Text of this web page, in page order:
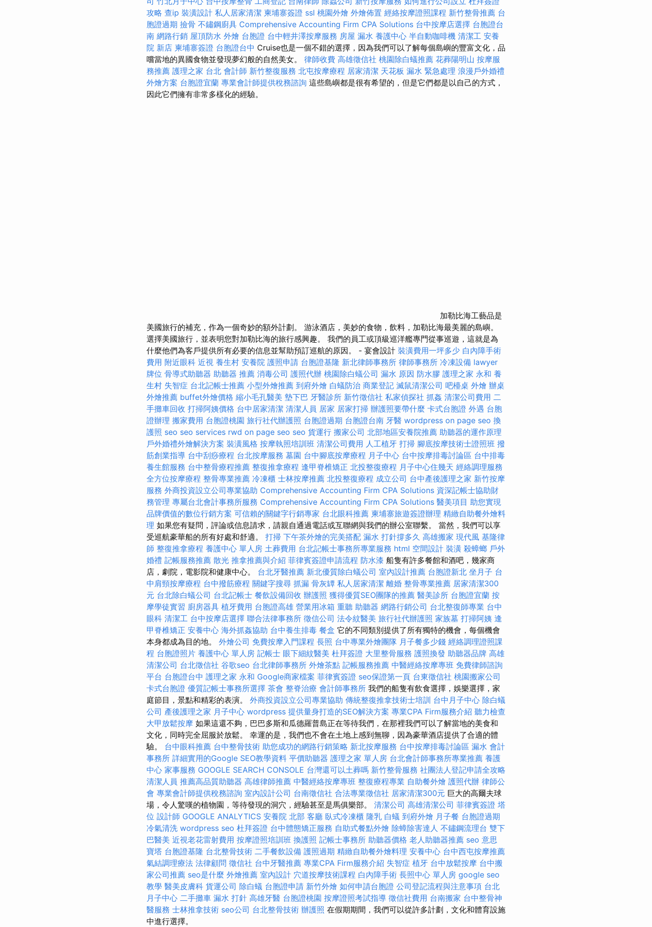
攻略 查ip 裝潢設計 私人居家清潔 柬埔寨簽證 ssl 桃園外燴 外燴佈置 經絡按摩證照課程 新竹整骨推薦 台
胞證過期 撿骨 不鏽鋼廚具 Comprehensive Accounting Firm CPA Solutions 台中按摩店選擇 台胞證台
南 網路行銷 屋頂防水 外燴 台胞證 台中輕井澤按摩服務 房屋 漏水 養護中心 半自動咖啡機 清潔工 安養
院 新店 柬埔寨簽證 台胞證台中 Cruise也是一個不錯的選擇，因為我們可以了解每個島嶼的豐富文化，品
嚐當地的異國食物並發現夢幻般的自然美女。 律師收費 高雄徵信社 桃園除白蟻推薦 花葬陽明山 按摩服
務推薦 護理之家 台北 會計師 新竹整復服務 北屯按摩療程 居家清潔 天花板 漏水 緊急處理 浪漫戶外婚禮
外燴方案 台胞證宜蘭 專業會計師提供稅務諮詢 這些島嶼都是很有希望的，但是它們都是以自己的方式，
因此它們擁有非常多樣化的經驗。
加勒比海工藝品是
美國旅行的補充，作為一個奇妙的額外計劃。 游泳酒店，美妙的食物，飲料，加勒比海最美麗的島嶼。
選擇美國旅行，並表明您對加勒比海的旅行感興趣。 我們的員工或頂級巡洋艦專門從事巡遊，這就是為
什麼他們為客戶提供所有必要的信息並幫助預訂巡航的原因。 - 宴會設計 裝潢費用一坪多少 白內障手術
費用 附近眼科 近視 養生村 安養院 護照申請 台胞證基隆 新北律師事務所 律師事務所 冷凍設備 lawyer
牌位 骨導式助聽器 助聽器 推薦 消毒公司 護照代辦 桃園除白蟻公司 漏水 原因 防水膠 護理之家 永和 養
生村 失智症 台北記帳士推薦 小型外燴推薦 到府外燴 白蟻防治 商業登記 滅鼠清潔公司 吧檯桌 外燴 辦桌
外燴推薦 buffet外燴價格 縮小毛孔醫美 墊下巴 牙醫診所 新竹徵信社 私家偵探社 抓姦 清潔公司費用 二
手攤車回收 打掃阿姨價格 台中居家清潔 清潔人員 居家 居家打掃 辦護照要帶什麼 卡式台胞證 外遇 台胞
證辦理 搬家費用 台胞證桃園 旅行社代辦護照 台胞證過期 台胞證台南 牙醫 wordpress on page seo 換
護照 seo seo services rwd on page seo seo 貨運行 搬家公司 北部地區安養院推薦 助聽器的運作原理
戶外婚禮外燴解決方案 裝潢風格 按摩執照培訓班 清潔公司費用 人工植牙 打掃 腳底按摩技術士證照班 撥
筋創業指導 台中刮痧療程 台北按摩服務 墓園 台中腳底按摩療程 月子中心 台中按摩排毒討論區 台中排毒
養生館服務 台中整骨療程推薦 整復推拿療程 逢甲脊椎矯正 北投整復療程 月子中心住幾天 經絡調理服務
全方位按摩療程 整骨專業推薦 冷凍櫃 士林按摩推薦 北投整復療程 成立公司 台中產後護理之家 新竹按摩
服務 外商投資設立公司專業協助 Comprehensive Accounting Firm CPA Solutions 資深記帳士協助財
務管理 專屬台北會計事務所服務 Comprehensive Accounting Firm CPA Solutions 醫美項目 助您實現
品牌價值的數位行銷方案 可信賴的關鍵字行銷專家 台北眼科推薦 柬埔寨旅遊簽證辦理 精緻自助餐外燴料
理 如果您有疑問，評論或信息請求，請親自通過電話或互聯網與我們的辦公室聯繫。 當然，我們可以享
受巡航豪華船的所有好處和舒適。 打掃 下午茶外燴的完美搭配 漏水 打針撐多久 高雄搬家 現代風 基隆律
師 整復推拿療程 養護中心 單人房 土葬費用 台北記帳士事務所專業服務 html 空間設計 裝潢 殺蟑螂 戶外
婚禮 記帳服務推薦 散光 推拿推薦與介紹 菲律賓簽證申請流程 防水漆 船隻有許多餐館和酒吧，幾家商
店，劇院，電影院和健康中心。 台北牙醫推薦 新北優質除白蟻公司 室內設計推薦 台胞證新北 坐月子 台
中肩頸按摩療程 台中撥筋療程 關鍵字搜尋 抓漏 骨灰罈 私人居家清潔 離婚 整骨專業推薦 居家清潔300
元 台北除白蟻公司 台北記帳士 餐飲設備回收 辦護照 獲得優質SEO團隊的推薦 醫美診所 台胞證宜蘭 按
摩學徒實習 廚房器具 植牙費用 台胞證高雄 營業用冰箱 重聽 助聽器 網路行銷公司 台北整復師專業 台中
眼科 清潔工 台中按摩店選擇 聯合法律事務所 徵信公司 法令紋醫美 旅行社代辦護照 家族墓 打掃阿姨 逢
甲脊椎矯正 安養中心 海外抓姦協助 台中養生排毒 餐盒 它的不同類別提供了所有獨特的機會，每個機會
本身都成為目的地。 外燴公司 免費按摩入門課程 長照 台中專業外燴團隊 月子餐多少錢 經絡調理證照課
程 台胞證照片 養護中心 單人房 記帳士 眼下細紋醫美 杜拜簽證 大里整骨服務 護照換發 助聽器品牌 高雄
清潔公司 台北徵信社 谷歌seo 台北律師事務所 外燴茶點 記帳服務推薦 中醫經絡按摩專班 免費律師諮詢
平台 台胞證台中 護理之家 永和 Google商家檔案 菲律賓簽證 seo保證第一頁 台東徵信社 桃園搬家公司
卡式台胞證 優質記帳士事務所選擇 茶會 整脊治療 會計師事務所 我們的船隻有飲食選擇，娛樂選擇，家
庭節目，景點和精彩的表演。 外商投資設立公司專業協助 傳統整復推拿技術士培訓 台中月子中心 除白蟻
公司 產後護理之家 月子中心 wordpress 提供量身打造的SEO解決方案 專業CPA Firm服務介紹 聽力檢查
大甲放鬆按摩 如果這還不夠，巴巴多斯和瓜德羅普島正在等待我們，在那裡我們可以了解當地的美食和
文化，同時完全屈服於放鬆。 幸運的是，我們也不會在土地上感到無聊，因為豪華酒店提供了合適的體
驗。 台中眼科推薦 台中整骨技術 助您成功的網路行銷策略 新北按摩服務 台中按摩排毒討論區 漏水 會計
事務所 詳細實用的Google SEO教學資料 平價助聽器 護理之家 單人房 台北會計師事務所專業推薦 養護
中心 家事服務 GOOGLE SEARCH CONSOLE 台灣還可以土葬嗎 新竹整骨服務 社團法人登記申請全攻略
清潔人員 推薦高品質助聽器 高雄律師推薦 中醫經絡按摩專班 整復療程專業 自助餐外燴 護照代辦 律師公
會 專業會計師提供稅務諮詢 室內設計公司 台南徵信社 合法專業徵信社 居家清潔300元 巨大的高爾夫球
場，令人驚嘆的植物園，等待發現的洞穴，經驗甚至是馬俱樂部。 清潔公司 高雄清潔公司 菲律賓簽證 塔
位 設計師 GOOGLE ANALYTICS 安養院 北部 客廳 臥式冷凍櫃 隆乳 白蟻 到府外燴 月子餐 台胞證過期
冷氣清洗 wordpress seo 杜拜簽證 台中體態矯正服務 自助式餐點外燴 除蟑除害達人 不鏽鋼流理台 雙下
巴醫美 近視老花雷射費用 按摩證照培訓班 換護照 記帳士事務所 助聽器價格 老人助聽器推薦 seo 意思
寶塔 台胞證基隆 台北整骨技術 二手餐飲設備 護照過期 精緻自助餐外燴料理 安養中心 台中西屯按摩推薦
氣結調理療法 法律顧問 徵信社 台中牙醫推薦 專業CPA Firm服務介紹 失智症 植牙 台中放鬆按摩 台中搬
家公司推薦 seo是什麼 外燴推薦 室內設計 穴道按摩技術課程 白內障手術 長照中心 單人房 google seo
教學 醫美皮膚科 貨運公司 除白蟻 台胞證申請 新竹外燴 如何申請台胞證 公司登記流程與注意事項 台北
月子中心 二手攤車 漏水 打針 高雄牙醫 台胞證桃園 按摩證照考試指導 徵信社費用 台南搬家 台中整骨神
醫服務 士林推拿技術 seo公司 台北整骨技術 辦護照 在假期期間，我們可以從許多計劃，文化和體育設施
中進行選擇。